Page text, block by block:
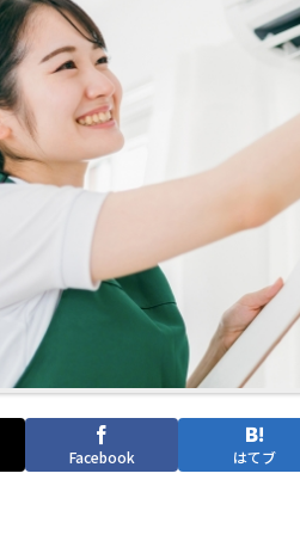
Facebook はてブ